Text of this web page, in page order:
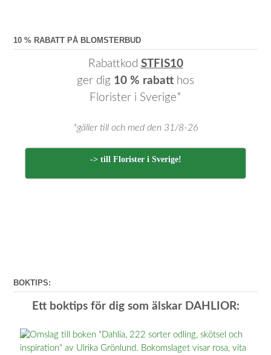
10 % RABATT PÅ BLOMSTERBUD
Rabattkod STFIS10
ger dig 10 % rabatt hos
Florister i Sverige*
*gäller till och med den 31/8-26
-> till Florister i Sverige!
BOKTIPS:
Ett boktips för dig som älskar DAHLIOR: